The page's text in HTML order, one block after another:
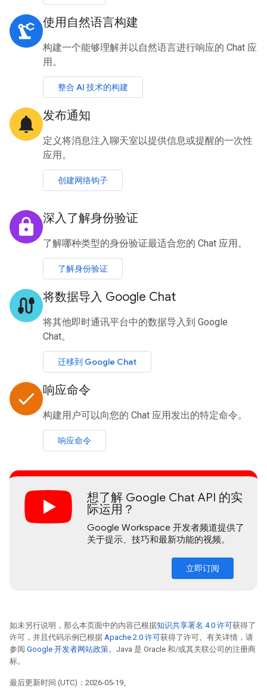
precision_manufacturing 使用自然语言构建
构建一个能够理解并以自然语言进行响应的 Chat 应
用。
整合 AI 技术的构建
notifications 发布通知
定义将消息注入聊天室以提供信息或提醒的一次性
应用。
创建网络钩子
lock 深入了解身份验证
了解哪种类型的身份验证最适合您的 Chat 应用。
了解身份验证
cable 将数据导入 Google Chat
将其他即时通讯平台中的数据导入到 Google
Chat。
迁移到 Google Chat
done 响应命令
构建用户可以向您的 Chat 应用发出的特定命令。
响应命令
想了解 Google Chat API 的实
际运用？
Google Workspace 开发者频道提供了
关于提示、技巧和最新功能的视频。
立即订阅
如未另行说明，那么本页面中的内容已根据知识共享署名 4.0 许可获得了
许可，并且代码示例已根据 Apache 2.0 许可获得了许可。有关详情，请
参阅 Google 开发者网站政策。Java 是 Oracle 和/或其关联公司的注册商
标。
最后更新时间 (UTC)：2026-05-19。